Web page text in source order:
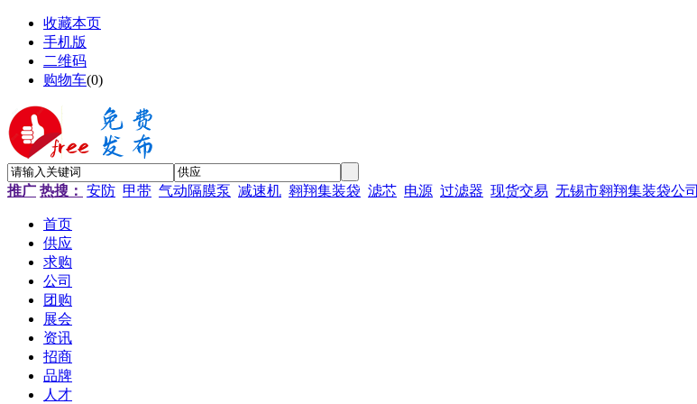
收藏本页
手机版
二维码
购物车(0)
推广 热搜： 安防 甲带 气动隔膜泵 减速机 翱翔集装袋 滤芯 电源 过滤器 现货交易 无锡市翱翔集装袋公司
首页
供应
求购
公司
团购
展会
资讯
招商
品牌
人才